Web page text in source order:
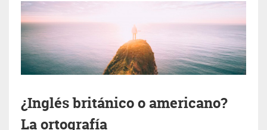
¿Inglés británico o americano?
La ortografía